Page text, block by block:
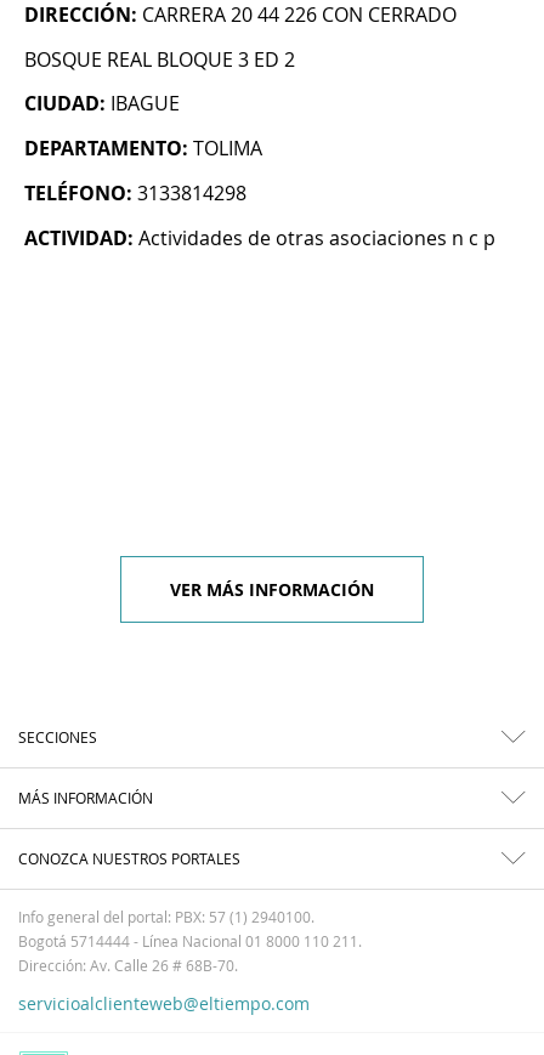
DIRECCIÓN: CARRERA 20 44 226 CON CERRADO
BOSQUE REAL BLOQUE 3 ED 2
CIUDAD: IBAGUE
DEPARTAMENTO: TOLIMA
TELÉFONO: 3133814298
ACTIVIDAD: Actividades de otras asociaciones n c p
VER MÁS INFORMACIÓN
SECCIONES
MÁS INFORMACIÓN
CONOZCA NUESTROS PORTALES
Info general del portal: PBX: 57 (1) 2940100.
Bogotá 5714444 - Línea Nacional 01 8000 110 211.
Dirección: Av. Calle 26 # 68B-70.
servicioalclienteweb@eltiempo.com